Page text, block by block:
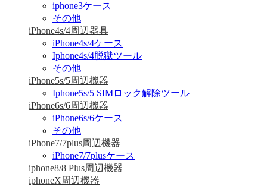
iphone3ケース
その他
iPhone4s/4周辺器具
iPhone4s/4ケース
Iphone4s/4脱獄ツール
その他
iPhone5s/5周辺機器
Iphone5s/5 SIMロック解除ツール
iPhone6s/6周辺機器
iPhone6s/6ケース
その他
iPhone7/7plus周辺機器
iPhone7/7plusケース
iphone8/8 Plus周辺機器
iphoneX周辺機器